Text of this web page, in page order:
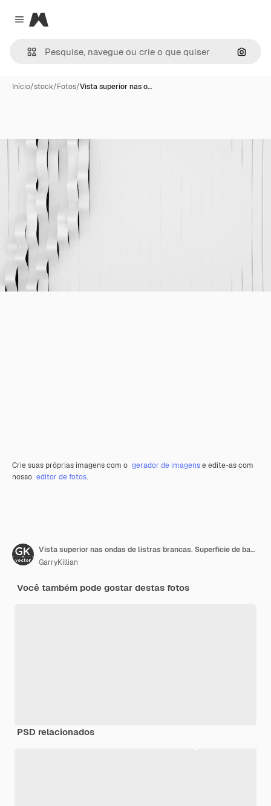
Close menu
Magnific
Início/stock/Fotos/Vista superior nas o…
Crie suas próprias imagens com o gerador de imagense edite-as com
nosso editor de fotos.
Vista superior nas ondas de listras brancas. Superfície de bandas deformadas com luz suave. Fundo moderno e brilhante
GarryKillian
Você também pode gostar destas fotos
PSD relacionados